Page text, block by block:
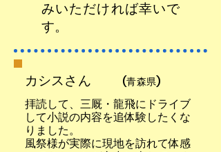
みいただければ幸いで
す。
カシスさん (青森県)
拝読して、三厩・龍飛にドライブ
して小説の内容を追体験したくな
りました。
風祭様が実際に現地を訪れて体感